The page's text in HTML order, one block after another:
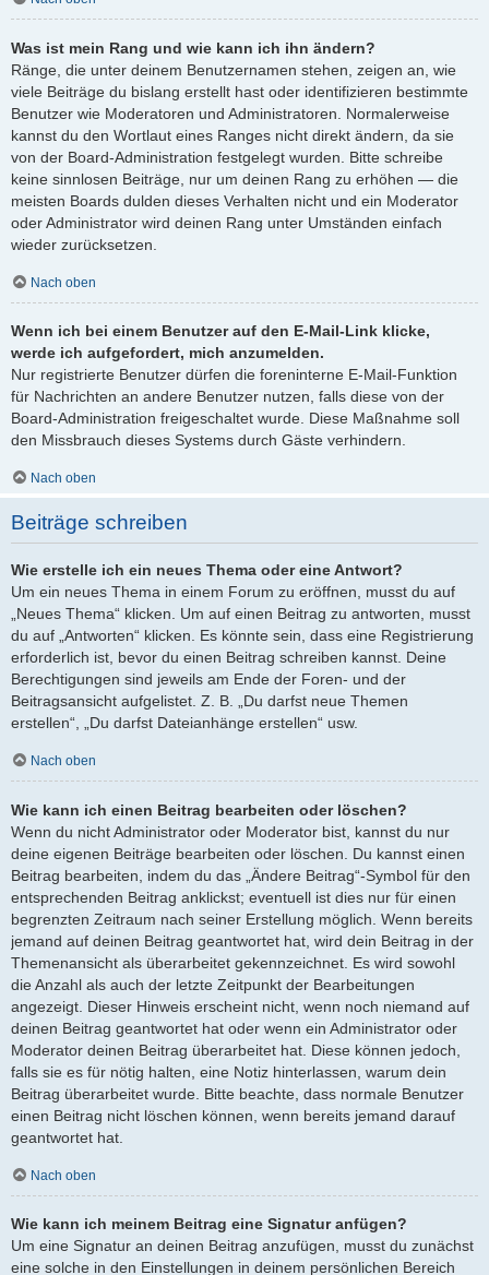
Was ist mein Rang und wie kann ich ihn ändern?
Ränge, die unter deinem Benutzernamen stehen, zeigen an, wie
viele Beiträge du bislang erstellt hast oder identifizieren bestimmte
Benutzer wie Moderatoren und Administratoren. Normalerweise
kannst du den Wortlaut eines Ranges nicht direkt ändern, da sie
von der Board-Administration festgelegt wurden. Bitte schreibe
keine sinnlosen Beiträge, nur um deinen Rang zu erhöhen — die
meisten Boards dulden dieses Verhalten nicht und ein Moderator
oder Administrator wird deinen Rang unter Umständen einfach
wieder zurücksetzen.
Nach oben
Wenn ich bei einem Benutzer auf den E-Mail-Link klicke,
werde ich aufgefordert, mich anzumelden.
Nur registrierte Benutzer dürfen die foreninterne E-Mail-Funktion
für Nachrichten an andere Benutzer nutzen, falls diese von der
Board-Administration freigeschaltet wurde. Diese Maßnahme soll
den Missbrauch dieses Systems durch Gäste verhindern.
Nach oben
Beiträge schreiben
Wie erstelle ich ein neues Thema oder eine Antwort?
Um ein neues Thema in einem Forum zu eröffnen, musst du auf
„Neues Thema“ klicken. Um auf einen Beitrag zu antworten, musst
du auf „Antworten“ klicken. Es könnte sein, dass eine Registrierung
erforderlich ist, bevor du einen Beitrag schreiben kannst. Deine
Berechtigungen sind jeweils am Ende der Foren- und der
Beitragsansicht aufgelistet. Z. B. „Du darfst neue Themen
erstellen“, „Du darfst Dateianhänge erstellen“ usw.
Nach oben
Wie kann ich einen Beitrag bearbeiten oder löschen?
Wenn du nicht Administrator oder Moderator bist, kannst du nur
deine eigenen Beiträge bearbeiten oder löschen. Du kannst einen
Beitrag bearbeiten, indem du das „Ändere Beitrag“-Symbol für den
entsprechenden Beitrag anklickst; eventuell ist dies nur für einen
begrenzten Zeitraum nach seiner Erstellung möglich. Wenn bereits
jemand auf deinen Beitrag geantwortet hat, wird dein Beitrag in der
Themenansicht als überarbeitet gekennzeichnet. Es wird sowohl
die Anzahl als auch der letzte Zeitpunkt der Bearbeitungen
angezeigt. Dieser Hinweis erscheint nicht, wenn noch niemand auf
deinen Beitrag geantwortet hat oder wenn ein Administrator oder
Moderator deinen Beitrag überarbeitet hat. Diese können jedoch,
falls sie es für nötig halten, eine Notiz hinterlassen, warum dein
Beitrag überarbeitet wurde. Bitte beachte, dass normale Benutzer
einen Beitrag nicht löschen können, wenn bereits jemand darauf
geantwortet hat.
Nach oben
Wie kann ich meinem Beitrag eine Signatur anfügen?
Um eine Signatur an deinen Beitrag anzufügen, musst du zunächst
eine solche in den Einstellungen in deinem persönlichen Bereich